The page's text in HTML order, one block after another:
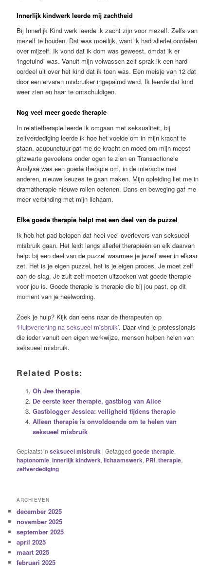
Innerlijk kindwerk leerde mij zachtheid
Bij Innerlijk Kind werk leerde ik zacht zijn voor mezelf. Zelfs van
mezelf te houden. Dat was moeilijk, want ik had allerlei oordelen
over mijzelf. Ik vond dat ik dom was geweest, omdat ik er
‘ingetuind’ was. Vanuit mijn volwassen zelf sprak ik een hard
oordeel uit over het kind dat ik toen was. Een meisje van 12 dat
door een ervaren misbruiker ingepalmd werd. Ik leerde dat kind
weer zien en haar te ontschuldigen.
Nog veel meer goede therapie
In relatietherapie leerde ik omgaan met seksualiteit, bij
zelfverdediging leerde ik hoe het voelde om in mijn kracht te
staan, acupunctuur gaf me de kracht en moed om mijn meest
gitzwarte gevoelens onder ogen te zien en Transactionele
Analyse was een goede therapie om, in de interactie met
anderen, nieuwe keuzes te gaan maken. Mijn opleiding liet me in
dramatherapie nieuwe rollen oefenen. Dans en beweging gaf me
meer verbinding met mijn lichaam.
Elke goede therapie helpt met een deel van de puzzel
Ik heb het pad belopen dat heel veel overlevers van seksueel
misbruik gaan. Het leidt langs allerlei therapieën en elk daarvan
helpt bij een deel van de puzzel waarmee je jezelf weer in elkaar
zet. Het is je eigen puzzel, het is je eigen proces. Je moet zelf
aan de slag. Je zult zelf moeten uitzoeken wat goede therapie
voor jou is. Goede therapie is therapie die bij jou past, op dit
moment van je heelwording.
Zoek je hulp? Kijk dan eens naar de therapeuten op
‘Hulpverlening na seksueel misbruik’. Daar vind je professionals
die ieder vanuit een eigen werkwijze, mensen helpen helen van
seksueel misbruik.
Related Posts:
Oh Jee therapie
De eerste keer therapie, gastblog van Alice
Gastblogger Jessica: veiligheid tijdens therapie
Alleen therapie is onvoldoende om te helen van
seksueel misbruik
Geplaatst in seksueel misbruik |Getagged goede therapie,
haptonomie,innerlijk kindwerk,lichaamswerk, PRI,therapie,
zelfverdediging
ARCHIEVEN
december 2025
november 2025
september 2025
april 2025
maart 2025
februari 2025